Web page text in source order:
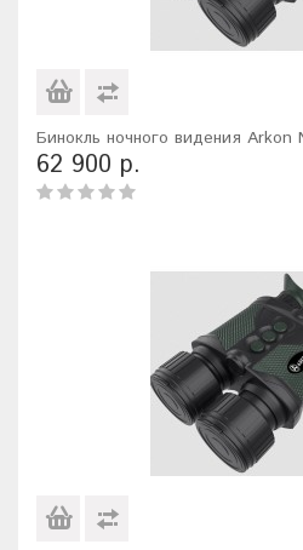
Бинокль ночного видения Arkon
62 900 р.